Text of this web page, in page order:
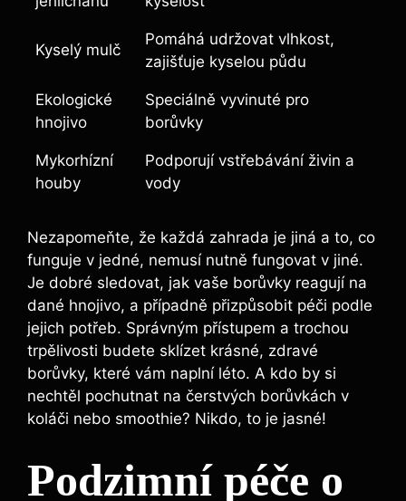
Kyselý ⁣mulč
Pomáhá​ udržovat vlhkost,
zajišťuje kyselou půdu
Ekologické
hnojivo
Speciálně‍ vyvinuté pro
borůvky
Mykorhízní
‌houby
Podporují vstřebávání živin ⁢a
vody
Nezapomeňte, že každá⁤ zahrada je jiná a to, co
funguje v jedné, nemusí nutně ‍fungovat v jiné.
Je⁣ dobré sledovat, jak⁣ vaše borůvky reagují na
dané⁢ hnojivo, a ​případně přizpůsobit⁤ péči podle
⁤jejich potřeb. Správným přístupem a trochou
trpělivosti​ budete sklízet⁣ krásné, zdravé
borůvky, které vám naplní léto. A kdo by si
nechtěl pochutnat na čerstvých borůvkách v
koláči ⁣nebo smoothie? Nikdo, to je jasné!
Podzimní péče‍ o